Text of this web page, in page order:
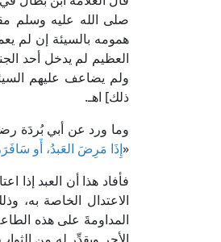
صلى الله عليه وسلم
همومه بالسيئة إن لم
العظيم لم يدخل أحد
ولم يضاعف عليهم
ذلك] اهـ.
وما ورد عن أبي بُردَة
«إِذَا مَرِضَ العَبدُ، أَو
فأفاد هذا أن العبد إذا
الاعتدال الخاصة به،
المداومةَ على هذه